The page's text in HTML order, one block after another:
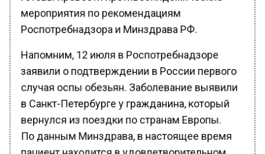
мероприятия по рекомендациям
Роспотребнадзора и Минздрава РФ.
Напомним, 12 июля в Роспотребнадзоре
заявили о подтверждении в России первого
случая оспы обезьян. Заболевание выявили
в Санкт-Петербурге у гражданина, который
вернулся из поездки по странам Европы.
По данным Минздрава, в настоящее время
пациент находится в удовлетворительном